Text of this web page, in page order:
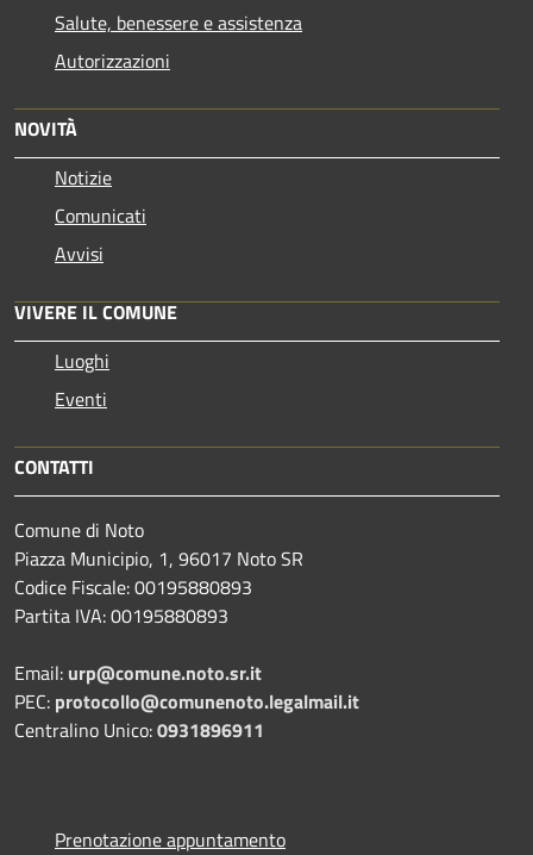
Salute, benessere e assistenza
Autorizzazioni
NOVITÀ
Notizie
Comunicati
Avvisi
VIVERE IL COMUNE
Luoghi
Eventi
CONTATTI
Comune di Noto
Piazza Municipio, 1, 96017 Noto SR
Codice Fiscale: 00195880893
Partita IVA: 00195880893
Email: urp@comune.noto.sr.it
PEC: protocollo@comunenoto.legalmail.it
Centralino Unico:0931896911
Prenotazione appuntamento